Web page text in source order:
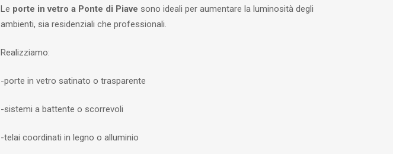
Le porte in vetro a Ponte di Piave sono ideali per aumentare la luminosità degli
ambienti, sia residenziali che professionali.
Realizziamo:
-porte in vetro satinato o trasparente
-sistemi a battente o scorrevoli
-telai coordinati in legno o alluminio